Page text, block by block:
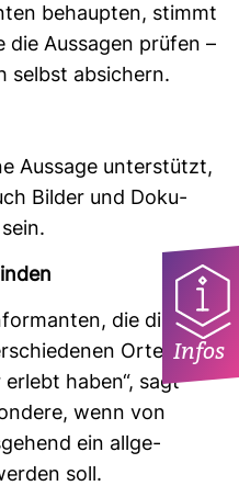
behaupten, stimmt
die Aus­sagen prüfen –
selbst absi­chern.
Aus­sage unter­stützt,
Bilder und Doku­
die die
Orten
haben“, sagt
wenn von
ein all­ge­
soll.
Infos